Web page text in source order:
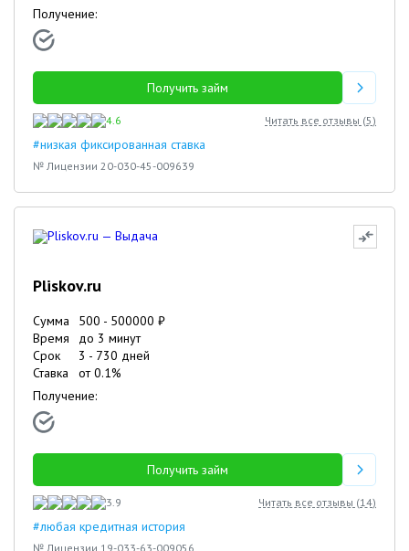
Получение:
Получить займ
4.6 Читать все отзывы (5)
#низкая фиксированная ставка
№ Лицензии 20-030-45-009639
Pliskov.ru
Сумма 500 - 500000 ₽
Время
до 3 минут
Срок
3 - 730 дней
Ставка
от0.1%
Получение:
Получить займ
3.9 Читать все отзывы (14)
#любая кредитная история
№ Лицензии 19-033-63-009056